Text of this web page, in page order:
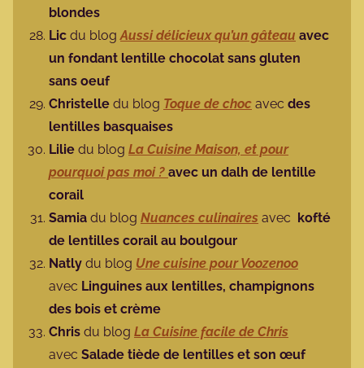
blondes
Lic du blogAussi délicieux qu’un gâteau avec
un fondant lentille chocolat sans gluten
sans oeuf
Christelle du blog Toque de choc avec des
lentilles basquaises
Lilie du blog La Cuisine Maison, et pour
pourquoi pas moi ? avec un dalh de lentille
corail
Samia du blog Nuances culinaires avec kofté
de lentilles corail au boulgour
Natly du blog Une cuisine pour Voozenoo
avec Linguines aux lentilles, champignons
des bois et crème
Chris du blog La Cuisine facile de Chris
avec Salade tiède de lentilles et son œuf